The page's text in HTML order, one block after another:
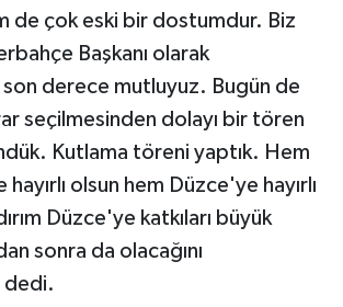
de çok eski bir dostumdur. Biz
Başkanı olarak
derece mutluyuz. Bugün de
seçilmesinden dolayı bir tören
Kutlama töreni yaptık. Hem
olsun hem Düzce'ye hayırlı
Düzce'ye katkıları büyük
sonra da olacağını
dedi.